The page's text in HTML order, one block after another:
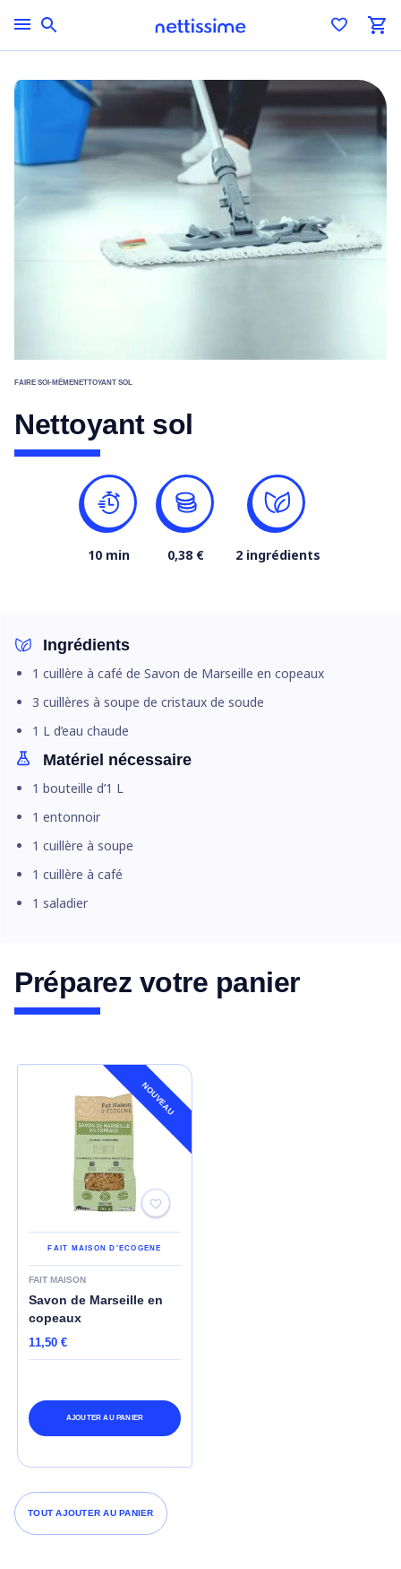
FAIRE SOI-MÊMENETTOYANT SOL
Nettoyant sol
10 min 0,38 € 2 ingrédients
Ingrédients
1 cuillère à café de Savon de Marseille en copeaux
3 cuillères à soupe de cristaux de soude
1 L d’eau chaude
Matériel nécessaire
1 bouteille d’1 L
1 entonnoir
1 cuillère à soupe
1 cuillère à café
1 saladier
Préparez votre panier
NOUVEAU
FAIT MAISON D'ECOGENE
FAIT MAISON
Savon de Marseille en
copeaux
11,50 €
AJOUTER AU PANIER
TOUT AJOUTER AU PANIER